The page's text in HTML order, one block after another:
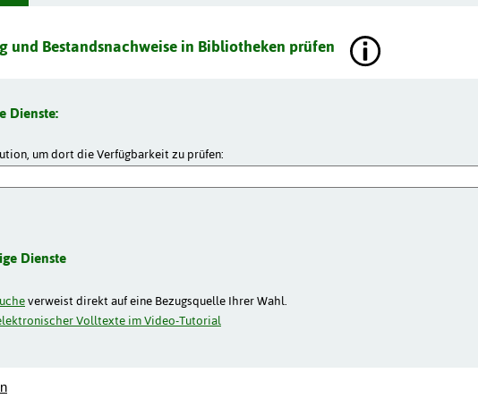
und Bestandsnachweise in Bibliotheken prüfen
Dienste:
um dort die Verfügbarkeit zu prüfen:
Dienste
verweist direkt auf eine Bezugsquelle Ihrer Wahl.
Volltexte im Video-Tutorial